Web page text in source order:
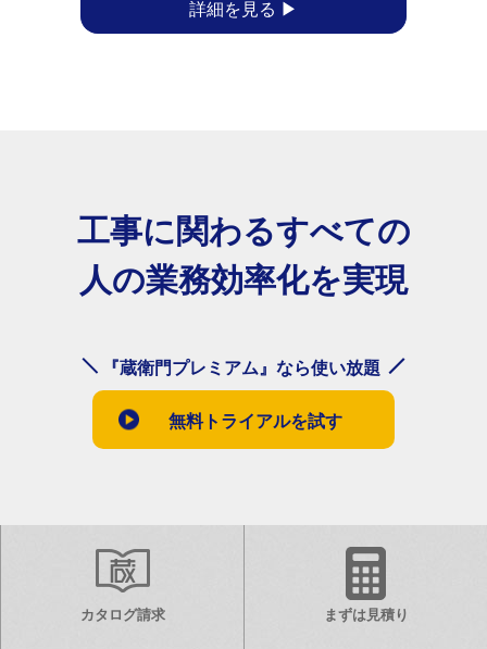
工事に関わるすべての
人の業務効率化を実現
『蔵衛門プレミアム』なら使い放題
無料トライアルを試す
カタログ請求 まずは見積り